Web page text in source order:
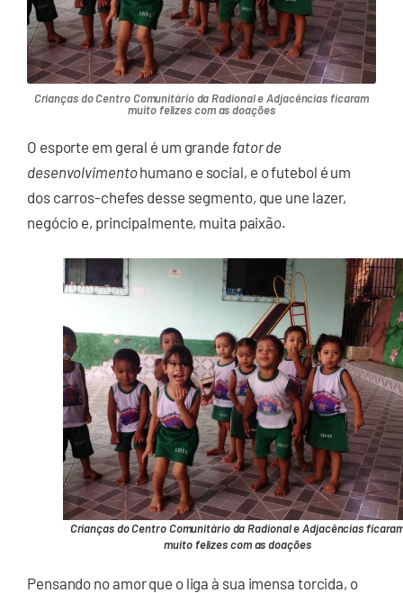
Crianças do Centro Comunitário da Radional e Adjacências ficaram
muito felizes com as doações
O esporte em geral é um grande fator de
desenvolvimentohumano e social, e o futebol é um
dos carros-chefes desse segmento, que une lazer,
negócio e, principalmente, muita paixão.
Crianças do Centro Comunitário da Radional e Adjacências
muito felizes com as doações
Pensando no amor que o liga à sua imensa torcida, o